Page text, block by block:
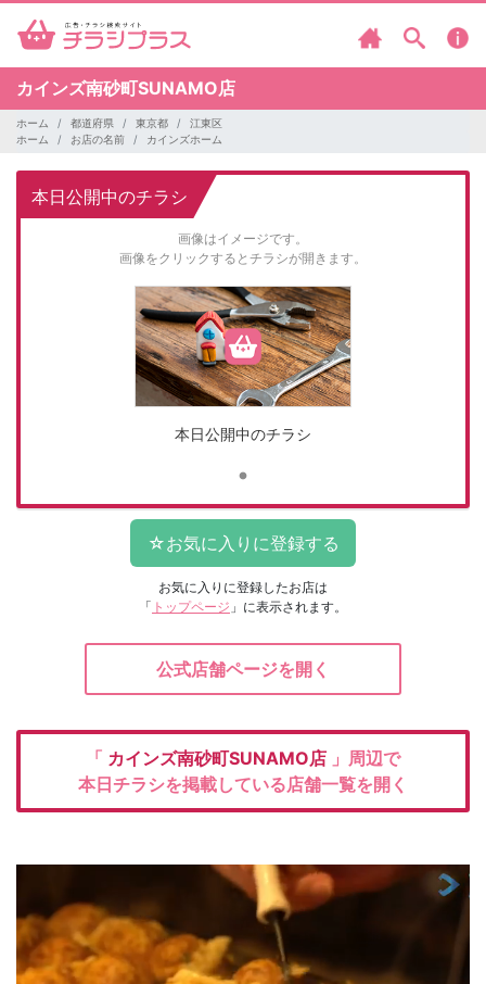
カインズ南砂町SUNAMO店
ホーム 都道府県 東京都
江東区
ホーム
お店の名前 カインズホーム
本日公開中のチラシ
画像はイメージです。
画像をクリックするとチラシが開きます。
本日公開中のチラシ
お気に入りに登録したお店は
「 トップページ 」に表示されます。
公式店舗ページを開く
「 カインズ南砂町SUNAMO店 」周辺で
本日チラシを掲載している店舗一覧を開く